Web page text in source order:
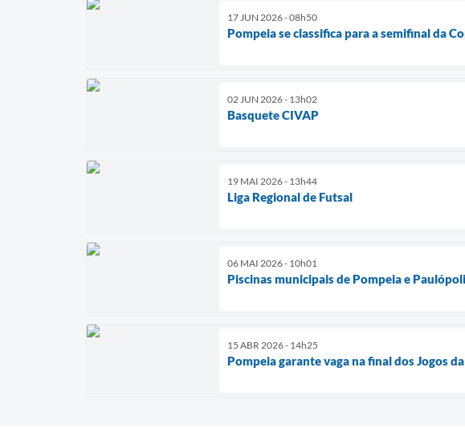
17 JUN 2026 - 08h50
Pompeia se classifica para a semifinal da
02 JUN 2026 - 13h02
Basquete CIVAP
19 MAI 2026 - 13h44
Liga Regional de Futsal
06 MAI 2026 - 10h01
Piscinas municipais de Pompeia e
15 ABR 2026 - 14h25
Pompeia garante vaga na final dos Jogos